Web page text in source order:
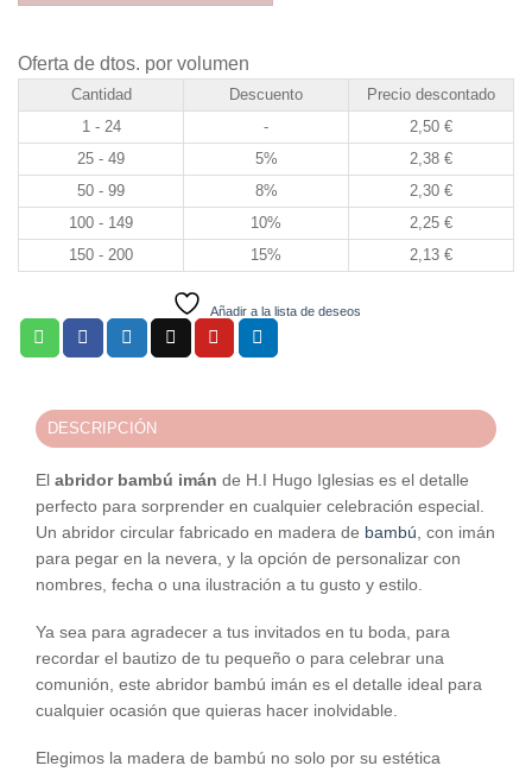
Oferta de dtos. por volumen
Cantidad Descuento Precio descontado
1 - 24 - 2,50 €
25 - 49
5% 2,38 €
50 - 99
8% 2,30 €
100 - 149
10% 2,25 €
150 - 200
15% 2,13 €
Añadir a la lista de deseos
DESCRIPCIÓN
El abridor bambú imán de H.I Hugo Iglesias es el detalle
perfecto para sorprender en cualquier celebración especial.
Un abridor circular fabricado en madera de bambú , con imán
para pegar en la nevera, y la opción de personalizar con
nombres, fecha o una ilustración a tu gusto y estilo.
Ya sea para agradecer a tus invitados en tu boda, para
recordar el bautizo de tu pequeño o para celebrar una
comunión, este abridor bambú imán es el detalle ideal para
cualquier ocasión que quieras hacer inolvidable.
Elegimos la madera de bambú no solo por su estética